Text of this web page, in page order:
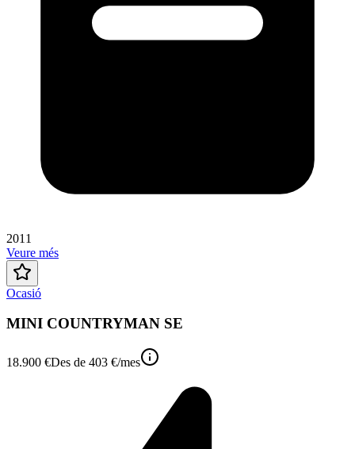
2011
Veure més
Ocasió
MINI COUNTRYMAN SE
18.900 €Des de 403 €/mes